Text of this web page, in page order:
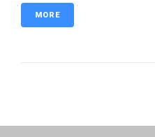
MORE